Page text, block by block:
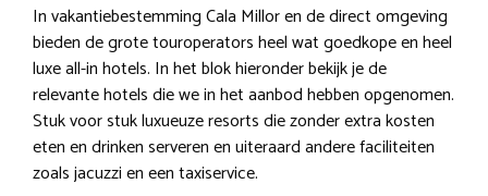
In vakantiebestemming Cala Millor en de direct omgeving
bieden de grote touroperators heel wat goedkope en heel
luxe all-in hotels. In het blok hieronder bekijk je de
relevante hotels die we in het aanbod hebben opgenomen.
Stuk voor stuk luxueuze resorts die zonder extra kosten
eten en drinken serveren en uiteraard andere faciliteiten
zoals jacuzzi en een taxiservice.